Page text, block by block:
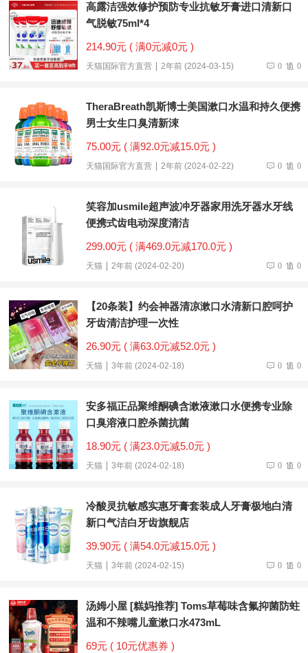
高露洁强效修护预防专业抗敏牙膏进口清新口
气脱敏75ml*4
214.90元 ( 满0元减0元 )
天猫国际官方直营 2年前 (2024-03-15) 0 0
TheraBreath凯斯博士美国漱口水温和持久便携
男士女生口臭清新涑
75.00元 ( 满92.0元减15.0元 )
天猫国际官方直营 2年前 (2024-02-22) 0 0
笑容加usmile超声波冲牙器家用洗牙器水牙线
便携式齿电动深度清洁
299.00元 ( 满469.0元减170.0元 )
天猫 2年前 (2024-02-20) 0 0
【20条装】约会神器清凉漱口水清新口腔呵护
牙齿清洁护理一次性
26.90元 ( 满63.0元减52.0元 )
天猫 3年前 (2024-02-18) 0 0
安多福正品聚维酮碘含漱液漱口水便携专业除
口臭溶液口腔杀菌抗菌
18.90元 ( 满23.0元减5.0元 )
天猫 3年前 (2024-02-18) 0 0
冷酸灵抗敏感实惠牙膏套装成人牙膏极地白清
新口气洁白牙齿旗舰店
39.90元 ( 满54.0元减15.0元 )
天猫 3年前 (2024-02-15) 0 0
汤姆小屋 [糕妈推荐] Toms草莓味含氟抑菌防蛀
温和不辣嘴儿童漱口水473mL
69元 ( 10元优惠券 )